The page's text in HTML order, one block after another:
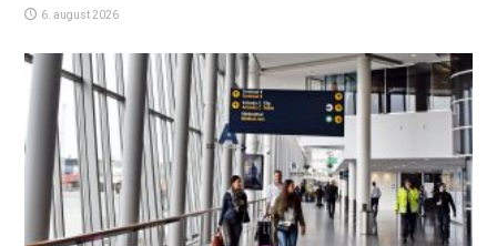
6. august 2026